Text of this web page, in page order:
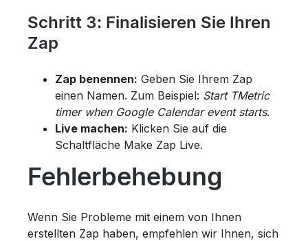
Schritt 3: Finalisieren Sie Ihren
Zap
Zap benennen: Geben Sie Ihrem Zap
einen Namen. Zum Beispiel: Start TMetric
timer when Google Calendar event starts.
Live machen: Klicken Sie auf die
Schaltfläche Make Zap Live.
Fehlerbehebung
Wenn Sie Probleme mit einem von Ihnen
erstellten Zap haben, empfehlen wir Ihnen, sich